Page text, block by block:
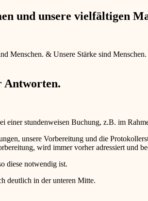
und unsere vielfältigen
Menschen. & Unsere Stärke sind Menschen.
Antworten.
stundenweisen Buchung, z.B. im
unsere Vorbereitung und die
wird immer vorher adressiert und
diese notwendig ist.
deutlich in der unteren Mitte.